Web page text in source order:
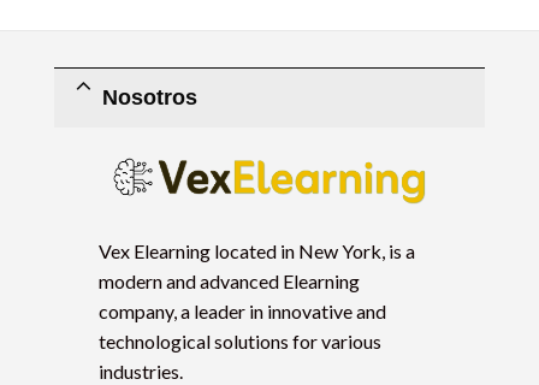
Nosotros
Vex Elearning located in New York, is a
modern and advanced Elearning
company, a leader in innovative and
technological solutions for various
industries.